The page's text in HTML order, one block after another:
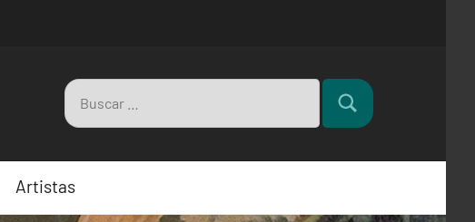
Buscar:
Buscar
Artistas